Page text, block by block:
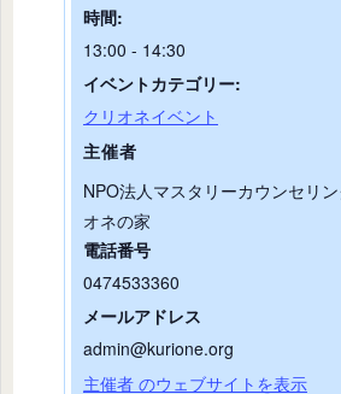
時間:
13:00 - 14:30
イベントカテゴリー:
クリオネイベント
主催者
NPO法人マスタリーカウンセリ
オネの家
電話番号
0474533360
メールアドレス
admin@kurione.org
主催者 のウェブサイトを表示